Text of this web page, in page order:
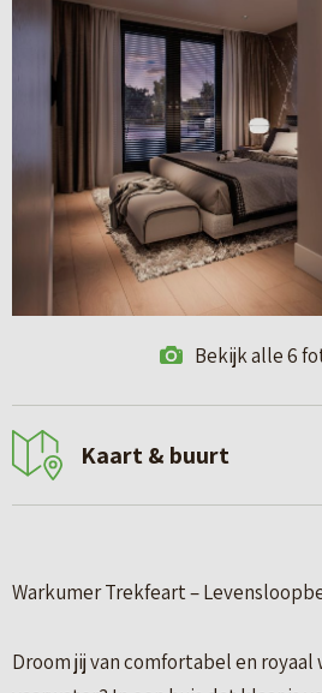
Bekijk alle 6
Kaart & buurt
Warkumer Trekfeart –
Droom jij van comfortabel en royaal